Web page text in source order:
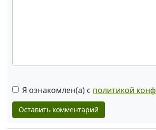
Я ознакомлен(а) с политикой
Оставить комментарий